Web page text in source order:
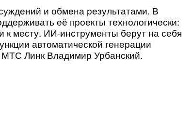
и обмена результатами. В
её проекты технологически:
месту. ИИ-инструменты берут на себя
автоматической генерации
МТС Линк Владимир Урбанский.